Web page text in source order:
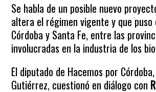
Se habla de un posible nuevo
altera el régimen vigente y que
Córdoba y Santa Fe, entre las
involucradas en la industria de los
El diputado de Hacemos por
Gutiérrez, cuestionó en diálogo con